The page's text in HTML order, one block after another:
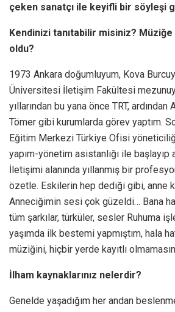
çeken sanatçı ile keyifli bir söyleşi
Kendinizi tanıtabilir misiniz?
oldu?
1973 Ankara doğumluyum, Kova
Üniversitesi İletişim Fakültesi
yıllarından bu yana önce TRT,
Tömer gibi kurumlarda görev yaptım.
Eğitim Merkezi Türkiye Ofisi
yapım-yönetim asistanlığı ile başlayıp
İletişimi alanında yıllanmış bir
özetle. Eskilerin hep dediği gibi, anne
Anneciğimin sesi çok güzeldi… Bana
tüm şarkılar, türküler, sesler Ruhuma
yaşımda ilk bestemi yapmıştım, hala
müziğini, hiçbir yerde kayıtlı
İlham kaynaklarınız nelerdir?
Genelde yaşadığım her andan